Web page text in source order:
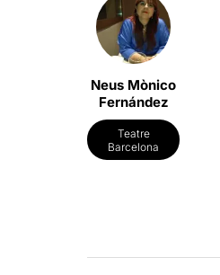
Neus Mònico
Fernández
Teatre
Barcelona